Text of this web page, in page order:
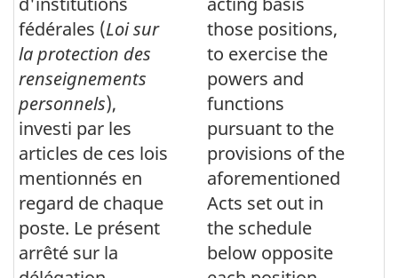
fédérales (Loi sur
la protection des
renseignements
personnels),
investi par les
articles de ces lois
mentionnés en
regard de chaque
poste. Le présent
arrêté sur la
those positions,
to exercise the
powers and
functions
pursuant to the
provisions of the
aforementioned
Acts set out in
the schedule
below opposite